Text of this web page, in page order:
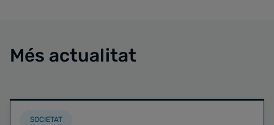
Més actualitat
SOCIETAT